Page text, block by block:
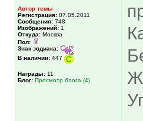
Автор темы
Регистрация: 07.05.2011
Сообщения: 748
Изображений: 1
Откуда: Москва
Пол:
Знак зодиака:
В наличии: 447
Награды: 11
Блог: Просмотр блога (4)